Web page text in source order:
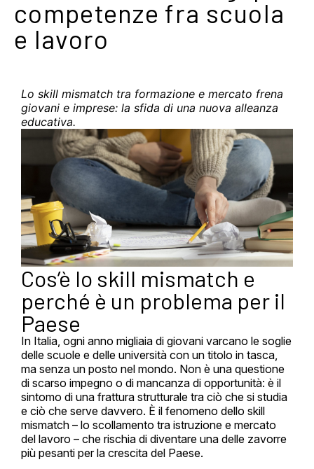
competenze fra scuola
e lavoro
Lo skill mismatch tra formazione e mercato frena
giovani e imprese: la sfida di una nuova alleanza
educativa.
Cos’è lo skill mismatch e
perché è un problema per il
Paese
In Italia, ogni anno migliaia di giovani varcano le soglie
delle scuole e delle università con un titolo in tasca,
ma senza un posto nel mondo. Non è una questione
di scarso impegno o di mancanza di opportunità: è il
sintomo di una frattura strutturale tra ciò che si studia
e ciò che serve davvero. È il fenomeno dello skill
mismatch – lo scollamento tra istruzione e mercato
del lavoro – che rischia di diventare una delle zavorre
più pesanti per la crescita del Paese.